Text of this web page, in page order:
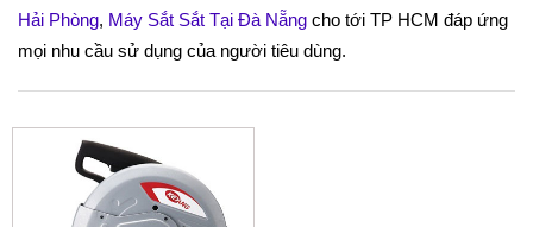
Hải Phòng, Máy Sắt Sắt Tại Đà Nẵng cho tới TP HCM đáp ứng
mọi nhu cầu sử dụng của người tiêu dùng.